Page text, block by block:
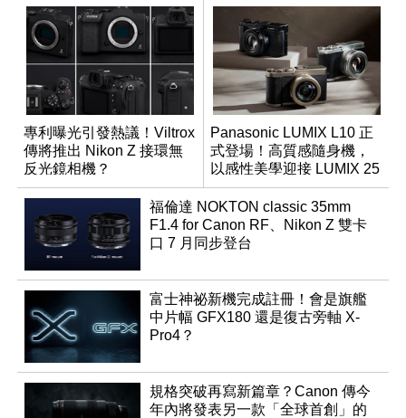
專利曝光引發熱議！Viltrox
傳將推出 Nikon Z 接環無
反光鏡相機？
Panasonic LUMIX L10 正
式登場！高質感隨身機，
以感性美學迎接 LUMIX 25
週年
福倫達 NOKTON classic 35mm
F1.4 for Canon RF、Nikon Z 雙卡
口 7 月同步登台
富士神祕新機完成註冊！會是旗艦
中片幅 GFX180 還是復古旁軸 X-
Pro4？
規格突破再寫新篇章？Canon 傳今
年內將發表另一款「全球首創」的